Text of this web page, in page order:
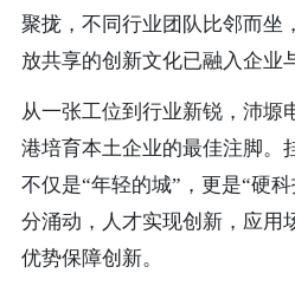
聚拢，不同行业团队比邻而坐
放共享的创新文化已融入企业
从一张工位到行业新锐，沛塬
港培育本土企业的最佳注脚。
不仅是“年轻的城”，更是“硬
分涌动，人才实现创新，应用
优势保障创新。